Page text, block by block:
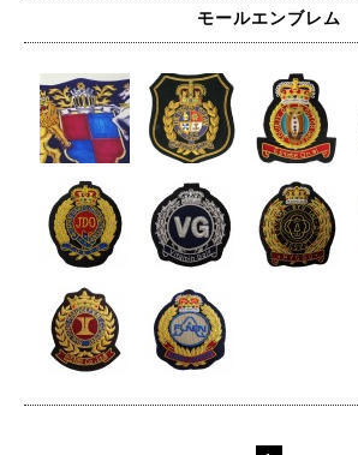
モールエンブレム